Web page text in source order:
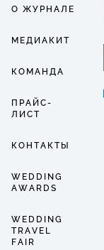
О ЖУРНАЛЕ
МЕДИАКИТ
КОМАНДА
ПРАЙС-
ЛИСТ
КОНТАКТЫ
WEDDING
AWARDS
WEDDING
TRAVEL
FAIR